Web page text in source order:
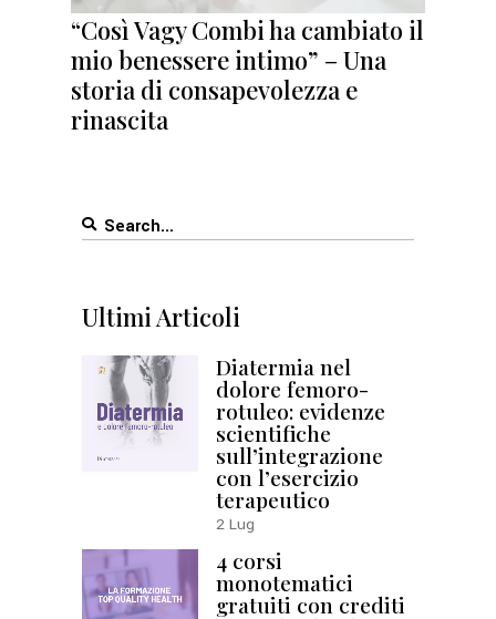
“Così Vagy Combi ha cambiato il
mio benessere intimo” – Una
storia di consapevolezza e
rinascita
Search
Ultimi Articoli
Diatermia nel
dolore femoro-
rotuleo: evidenze
scientifiche
sull’integrazione
con l’esercizio
terapeutico
2 Lug
4 corsi
monotematici
gratuiti con crediti